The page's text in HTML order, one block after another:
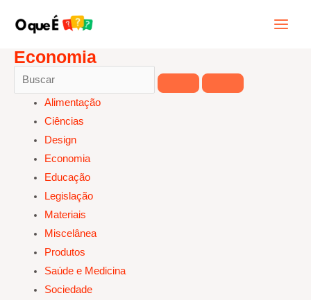
para
conteúdo
Pesquisar
Economia
Alimentação
Ciências
Design
Economia
Educação
Legislação
Materiais
Miscelânea
Produtos
Saúde e Medicina
Sociedade